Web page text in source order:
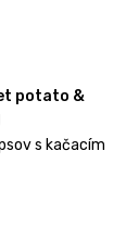
potato &
s kačacím